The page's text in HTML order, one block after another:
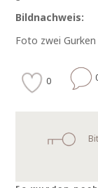
Bildnachweis:
Foto zwei
0